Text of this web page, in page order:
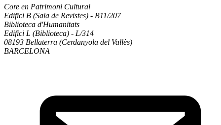
Core en Patrimoni Cultural
Edifici B (Sala de Revistes) - B11/207
Biblioteca d'Humanitats
Edifici L (Biblioteca) - L/314
08193 Bellaterra (Cerdanyola del Vallès)
BARCELONA